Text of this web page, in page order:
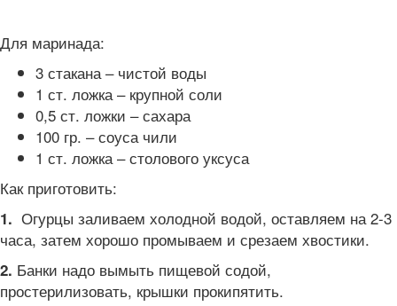
Для маринада:
3 стакана – чистой воды
1 ст. ложка – крупной соли
0,5 ст. ложки – сахара
100 гр. – соуса чили
1 ст. ложка – столового уксуса
Как приготовить:
1. Огурцы заливаем холодной водой, оставляем на 2-3
часа, затем хорошо промываем и срезаем хвостики.
2. Банки надо вымыть пищевой содой,
простерилизовать, крышки прокипятить.